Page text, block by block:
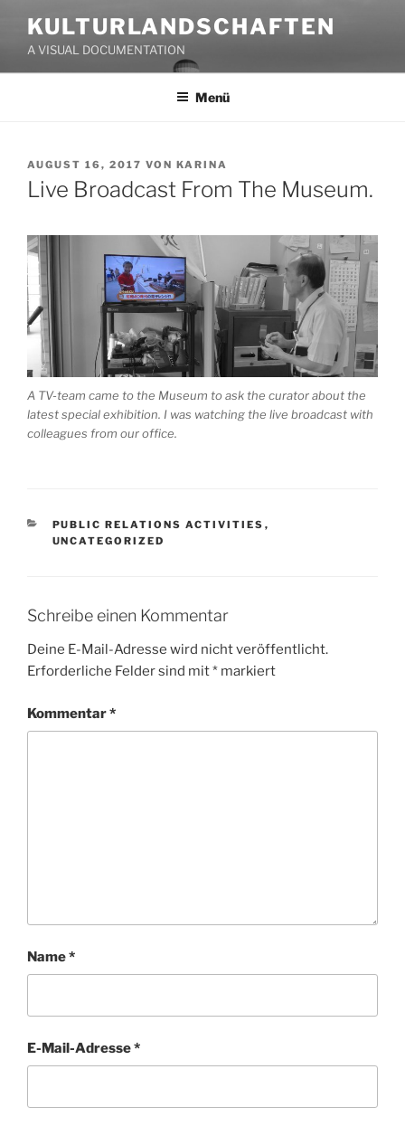
Inhalt
springen
KULTURLANDSCHAFTEN
A VISUAL DOCUMENTATION
Menü
VERÖFFENTLICHT
AM
AUGUST 16, 2017 VON KARINA
Live Broadcast From The Museum.
A TV-team came to the Museum to ask the curator about the
latest special exhibition. I was watching the live broadcast with
colleagues from our office.
KATEGORIEN
PUBLIC RELATIONS ACTIVITIES ,
UNCATEGORIZED
Schreibe einen Kommentar
Deine E-Mail-Adresse wird nicht veröffentlicht.
Erforderliche Felder sind mit* markiert
Kommentar*
Name*
E-Mail-Adresse*